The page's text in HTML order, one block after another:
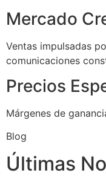
Mercado
Ventas impulsadas
comunicaciones
Precios
Márgenes de
Blog
Últimas